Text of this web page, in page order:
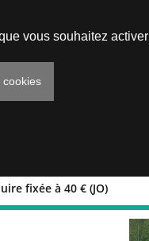
fixée à 40 € (JO)
du
vous souhaitez activer